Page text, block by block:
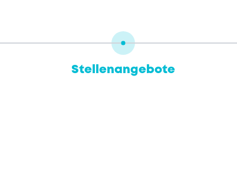
Stellenangebote